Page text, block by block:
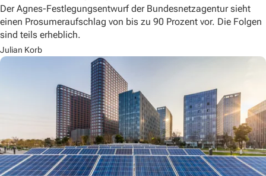
Der Agnes-Festlegungsentwurf der Bundesnetzagentur sieht
einen Prosumeraufschlag von bis zu 90 Prozent vor. Die Folgen
sind teils erheblich.
Julian Korb